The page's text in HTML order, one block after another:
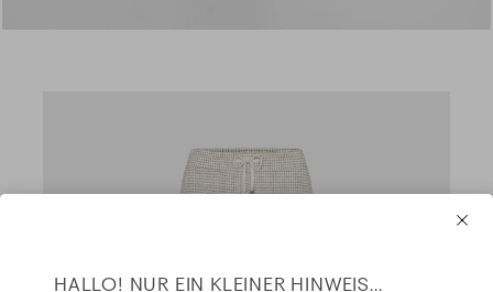
HALLO! NUR EIN KLEINER HINWEIS...